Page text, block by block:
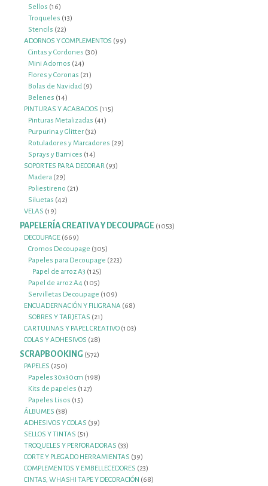
Sellos 1616
productos
Troqueles 1313
Stencils 2222
productos
ADORNOS Y COMPLEMENTOS 9999
Cintas y Cordones 3030
Mini Adornos 2424
productos
Flores y Coronas 2121
productos
Bolas de Navidad 99
Belenes 1414
productos
PINTURAS Y ACABADOS 115115
Pinturas Metalizadas 4141
Purpurina y Glitter 3232
productos
Rotuladores y Marcadores 2929
Sprays y Barnices 1414
productos
SOPORTES PARA DECORAR 9393
Madera 2929
productos
Poliestireno 2121
Siluetas 4242
VELAS 1919
productos
PAPELERÍA CREATIVA Y DECOUPAGE 10531053
DECOUPAGE 669669
productos
Cromos Decoupage 305305
productos
Papeles para Decoupage 223223
Papel de arroz A3 125125
productos
Papel de arroz A4 105105
productos
Servilletas Decoupage 109109
productos
ENCUADERNACIÓN Y FILIGRANA 6868
SOBRES Y TARJETAS 2121
productos
CARTULINAS Y PAPEL CREATIVO 103103
COLAS Y ADHESIVOS 2828
SCRAPBOOKING 572572
PAPELES 250250
productos
Papeles 30x30cm 198198
Kits de papeles 127127
Papeles Lisos 1515
ÁLBUMES 3838
productos
ADHESIVOS Y COLAS 3939
SELLOS Y TINTAS 5151
productos
TROQUELES Y PERFORADORAS 3333
productos
CORTE Y PLEGADO HERRAMIENTAS 3939
productos
COMPLEMENTOS Y EMBELLECEDORES 2323
productos
CINTAS, WHASHI TAPE Y DECORACIÓN 6868